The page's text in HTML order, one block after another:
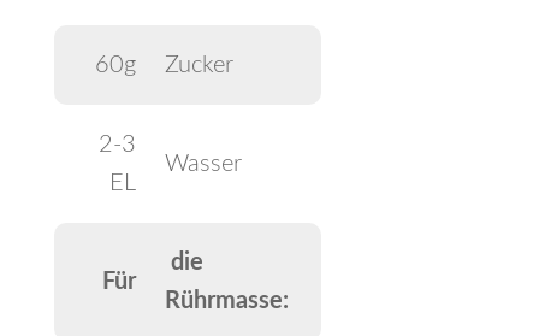
60g Zucker
2-3
EL
Wasser
Für
die
Rührmasse: